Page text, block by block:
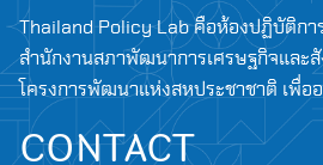
Thailand Policy Lab คือห้องปฏิบัติกา
สำนักงานสภาพัฒนาการเศรษฐกิจและ
โครงการพัฒนาแห่งสหประชาชาติ เพื่อ
CONTACT